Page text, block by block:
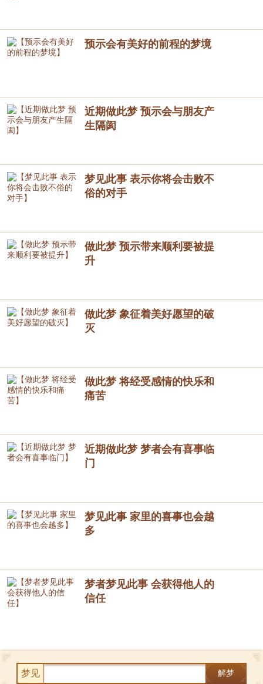
预示会有美好的前程的梦境
近期做此梦 预示会与朋友产
生隔阂
梦见此事 表示你将会击败不
俗的对手
做此梦 预示带来顺利要被提
升
做此梦 象征着美好愿望的破
灭
做此梦 将经受感情的快乐和
痛苦
近期做此梦 梦者会有喜事临
门
梦见此事 家里的喜事也会越
多
梦者梦见此事 会获得他人的
信任
梦见 解梦